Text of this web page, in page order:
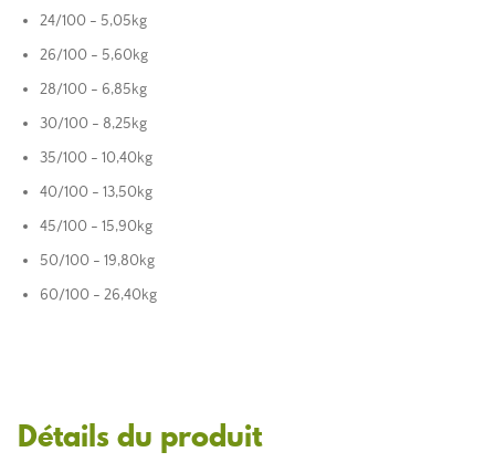
24/100 - 5,05kg
26/100 - 5,60kg
28/100 - 6,85kg
30/100 - 8,25kg
35/100 - 10,40kg
40/100 - 13,50kg
45/100 - 15,90kg
50/100 - 19,80kg
60/100 - 26,40kg
Détails du produit